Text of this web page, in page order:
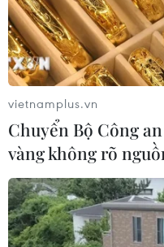
vietnamplus.vn
Chuyển Bộ Công
vàng không rõ